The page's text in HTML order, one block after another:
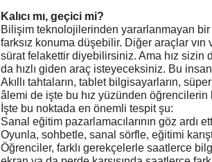
Kalıcı mı, geçici mi?
Bilişim teknolojilerinden yararlanmayan
farksız konuma düşebilir. Diğer araçlar
sürat felakettir diyebilirsiniz. Ama hız sizin
da hızlı giden araç isteyeceksiniz. Bu
Akıllı tahtaların, tablet bilgisayarların,
âlemi de işte bu hız yüzünden
İşte bu noktada en önemli tespit şu:
Sanal eğitim pazarlamacılarının göz ardı
Oyunla, sohbetle, sanal sörfle, eğitimi
Öğrenciler, farklı gerekçelerle saatlerce